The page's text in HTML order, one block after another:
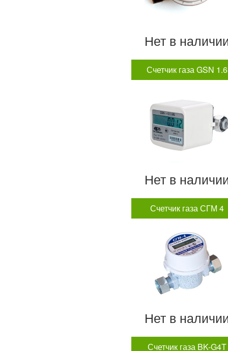
Нет в
Счетчик газа GSN 1.6
Нет в
Счетчик газа СГМ 4
Нет в
Счетчик газа BK-G4T